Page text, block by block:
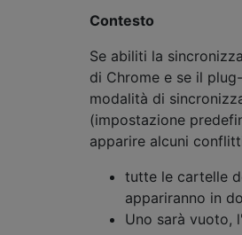
Contesto
Se abiliti la
di Chrome e se il
modalità di
(impostazione
apparire alcuni
tutte le cartelle
appariranno in
Uno sarà vuoto,